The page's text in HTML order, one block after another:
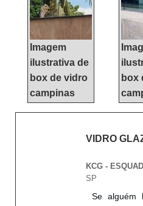
gera resultado
Imagem
ilustrativa de
box de vidro
campinas
box
VIDRO
KCG -
SP
Se alguém